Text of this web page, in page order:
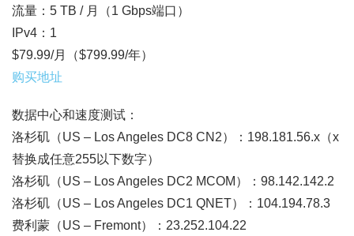
流量：5 TB / 月（1 Gbps端口）
IPv4：1
$79.99/月（$799.99/年）
购买地址
数据中心和速度测试：
洛杉矶（US – Los Angeles DC8 CN2）：198.181.56.x（x
替换成任意255以下数字）
洛杉矶（US – Los Angeles DC2 MCOM）：98.142.142.2
洛杉矶（US – Los Angeles DC1 QNET）：104.194.78.3
费利蒙（US – Fremont）：23.252.104.22